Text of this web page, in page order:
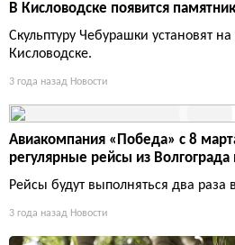
В Кисловодске появится
Скульптуру Чебурашки установят
Кисловодске.
3 года назад Новости
Авиакомпания «Победа» с 8
регулярные рейсы из Волгограда
Рейсы будут выполняться два раза
3 года назад Новости